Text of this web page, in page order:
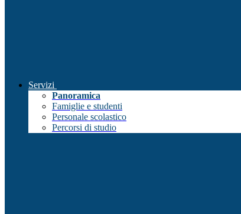
Servizi
Panoramica
Famiglie e studenti
Personale scolastico
Percorsi di studio